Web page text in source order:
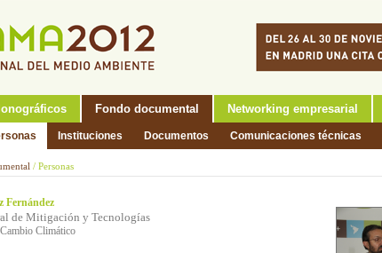
Fondo documental Networking empresarial
Instituciones Documentos Comunicaciones técnicas
/ Personas
Fernández
de Mitigación y Tecnologías
Climático